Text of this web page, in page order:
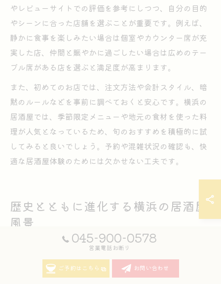
やレビューサイトでの評価を参考にしつつ、自分の目的
やシーンに合った店舗を選ぶことが重要です。例えば、
静かに食事を楽しみたい場合は個室やカウンター席が充
実した店、仲間と賑やかに過ごしたい場合は広めのテー
ブル席がある店を選ぶと満足度が高まります。
また、初めてのお店では、注文方法や会計スタイル、暗
黙のルールなどを事前に調べておくと安心です。横浜の
居酒屋では、季節限定メニューや地元の食材を使った料
理が人気となっているため、旬のおすすめを積極的に試
してみると良いでしょう。予約や混雑状況の確認も、快
適な居酒屋体験のためには欠かせない工夫です。
歴史とともに進化する横浜の居酒屋
風景
居酒屋の歴史が映し出す横浜の街並み変遷
横浜市中区は、開港以来さまざまな外国文化が流入し、
045-900-0578
営業電話お断り
ご予約はこちら お問い合わせ